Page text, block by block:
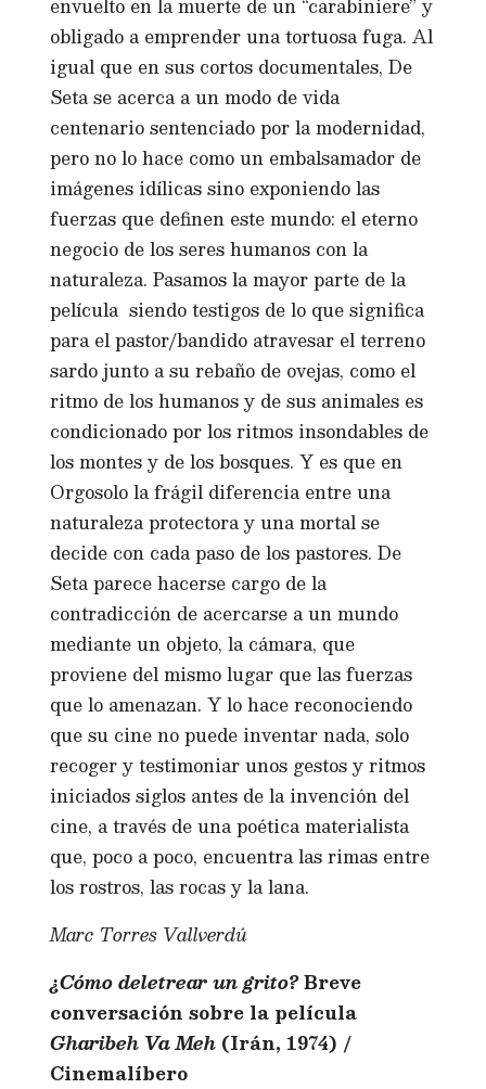
obligado a emprender una tortuosa fuga. Al
igual que en sus cortos documentales, De
Seta se acerca a un modo de vida
centenario sentenciado por la modernidad,
pero no lo hace como un embalsamador de
imágenes idílicas sino exponiendo las
fuerzas que definen este mundo: el eterno
negocio de los seres humanos con la
naturaleza. Pasamos la mayor parte de la
película siendo testigos de lo que significa
para el pastor/bandido atravesar el terreno
sardo junto a su rebaño de ovejas, como el
ritmo de los humanos y de sus animales es
condicionado por los ritmos insondables de
los montes y de los bosques. Y es que en
Orgosolo la frágil diferencia entre una
naturaleza protectora y una mortal se
decide con cada paso de los pastores. De
Seta parece hacerse cargo de la
contradicción de acercarse a un mundo
mediante un objeto, la cámara, que
proviene del mismo lugar que las fuerzas
que lo amenazan. Y lo hace reconociendo
que su cine no puede inventar nada, solo
recoger y testimoniar unos gestos y ritmos
iniciados siglos antes de la invención del
cine, a través de una poética materialista
que, poco a poco, encuentra las rimas entre
los rostros, las rocas y la lana.
Marc Torres Vallverdú
¿Cómo deletrear un grito?Breve
conversación sobre la película
Gharibeh Va Meh (Irán, 1974) /
Cinemalíbero